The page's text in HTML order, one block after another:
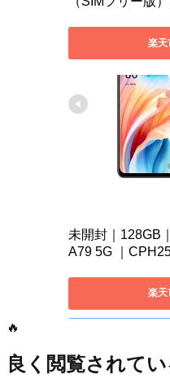
🔥
良く閲覧されて